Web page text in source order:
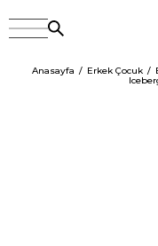
Anasayfa Erkek Çocuk